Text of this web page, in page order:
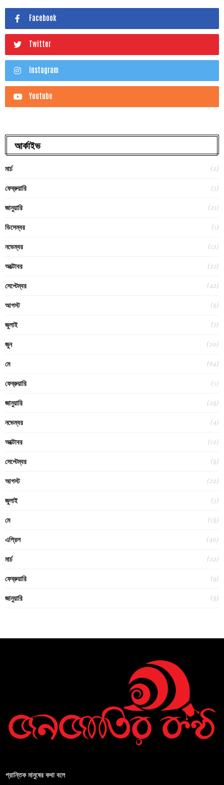
Facebook
Twitter
Instagram
Youtube
আর্কাইভ
মার্চ (2)
ফেব্রুয়ারি (3)
জানুয়ারি (21)
ডিসেম্বর (1)
নভেম্বর (12)
অক্টোবর (27)
সেপ্টেম্বর (42)
আগস্ট (8)
জুলাই (7)
জুন (20)
মে (64)
ফেব্রুয়ারি (5)
জানুয়ারি (28)
নভেম্বর (4)
অক্টোবর (12)
সেপ্টেম্বর (8)
আগস্ট (22)
জুলাই (3)
মে (18)
এপ্রিল (40)
মার্চ (22)
ফেব্রুয়ারি (9)
জানুয়ারি (8)
প্রান্তিক মানুষের কথা বলে